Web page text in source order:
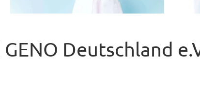
Deutschland